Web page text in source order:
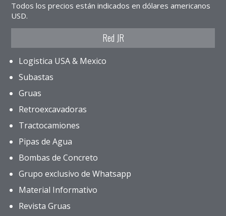
Todos los precios están indicados en dólares americanos
USD.
Red JR
Logistica USA & Mexico
Subastas
Gruas
Retroexcavadoras
Tractocamiones
Pipas de Agua
Bombas de Concreto
Grupo exclusivo de Whatsapp
Material Informativo
Revista Gruas